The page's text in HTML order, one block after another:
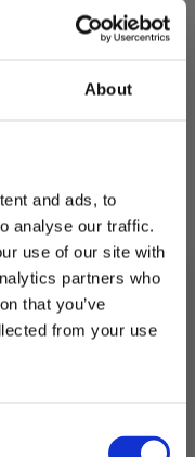
About
and ads, to
analyse our traffic.
use of our site with
partners who
that you’ve
from your use
Bytt